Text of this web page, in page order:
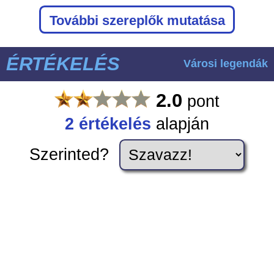
További szereplők mutatása
ÉRTÉKELÉS Városi legendák
2.0 pont
2 értékelés alapján
Szerinted?